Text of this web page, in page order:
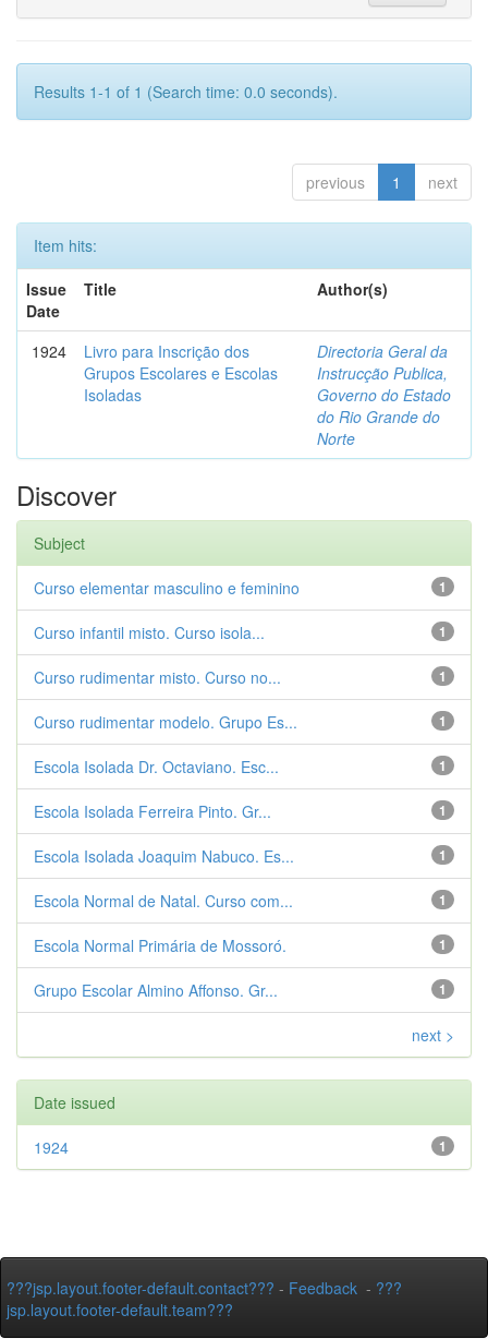
Results 1-1 of 1 (Search time: 0.0 seconds).
previous 1 next
Item hits:
Issue
Date
Title Author(s)
1924
Livro para Inscrição dos
Grupos Escolares e Escolas
Isoladas
Directoria Geral da
Instrucção Publica,
Governo do Estado
do Rio Grande do
Norte
Discover
Subject
1
Curso elementar masculino e feminino
1
Curso infantil misto. Curso isola...
1
Curso rudimentar misto. Curso no...
1
Curso rudimentar modelo. Grupo Es...
1
Escola Isolada Dr. Octaviano. Esc...
1
Escola Isolada Ferreira Pinto. Gr...
1
Escola Isolada Joaquim Nabuco. Es...
1
Escola Normal de Natal. Curso com...
1
Escola Normal Primária de Mossoró.
1
Grupo Escolar Almino Affonso. Gr...
next >
Date issued
1
1924
???jsp.layout.footer-default.contact??? - Feedback - ???
jsp.layout.footer-default.team???